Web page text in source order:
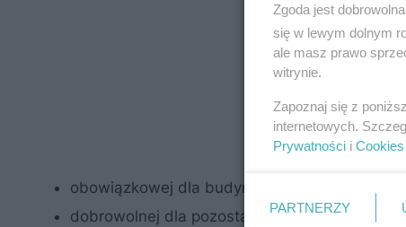
obowiązkowej dla budynków wchodzących w
dobrowolnej dla pozostałych budynków
Zgoda jest
się w lewym dolnym
ale masz prawo
witrynie.
Zapoznaj się z
internetowych.
Prywatności i Cookies
PARTNERZY